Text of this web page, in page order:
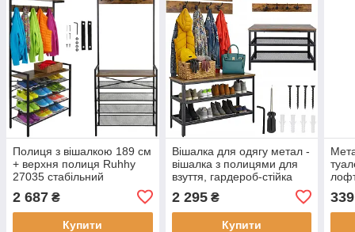
Полиця з вішалкою 189 см
+ верхня полиця Ruhhy
27035 стабільний
органайзер для коридору
2 687 ₴
Купити
Вішалка для одягу метал -
вішалка з полицями для
взуття, гардероб-стійка
підлогова LOFT RUHHY
73×44×30, 16 гачків, 2
полиці
2 295₴
Купити
339